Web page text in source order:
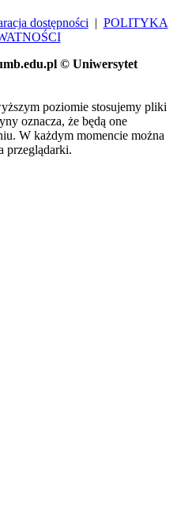
dostępności | POLITYKA
© Uniwersytet
poziomie stosujemy pliki
oznacza, że będą one
W każdym momencie można
przeglądarki.